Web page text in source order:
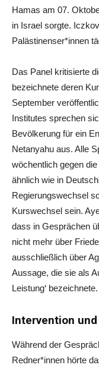
Hamas am 07.
in Israel sorgte.
Palästinenser*innen
Das Panel kritisierte
bezeichnete deren
September
Institutes sprechen
Bevölkerung für ein
Netanyahu aus. Alle
wöchentlich gegen
ähnlich wie in
Regierungswechsel
Kurswechsel sein.
dass in Gesprächen
nicht mehr über
ausschließlich über
Aussage, die sie als
Leistung‘ bezeichnete.
Intervention
Während der
Redner*innen hörte